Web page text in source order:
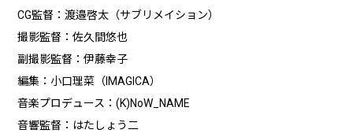
CG監督：渡邉啓太（サブリメイション）
撮影監督：佐久間悠也
副撮影監督：伊藤幸子
編集：小口理菜（IMAGICA）
音楽プロデュース：(K)NoW_NAME
音響監督：はたしょう二